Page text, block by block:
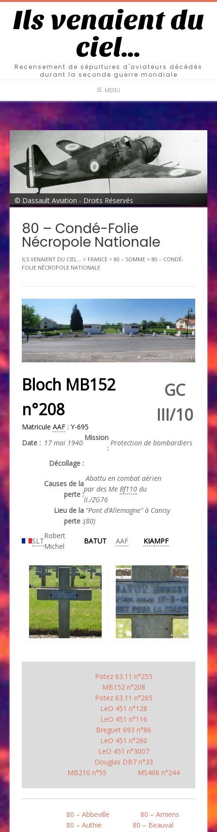
Ils venaient du
ciel…
Recensement de sépultures d'aviateurs décédés
durant la seconde guerre mondiale
MENU
© Dassault Aviation - Droits Réservés
80 – Condé-Folie
Nécropole Nationale
ILS VENAIENT DU CIEL... > FRANCE > 80 – SOMME > 80 – CONDÉ-
FOLIE NÉCROPOLE NATIONALE
Bloch MB152
n°208
Matricule AAF : Y-695
GC
III/10
Date : 17 mai 1940
Mission
:
Protection de bombardiers
Décollage :
Causes de la
perte :
Abattu en combat aérien
par des Me Bf110 du
II./ZG76
Lieu de la
perte :
“Pont d’Allemagne” à Canisy
(80)
SLT
Robert
Michel
BATUT AAF KIAMPF
Potez 63.11 n°255
MB152 n°208
Potez 63.11 n°265
LeO 451 n°128
LeO 451 n°116
Breguet 693 n°86
LeO 451 n°260
LeO 451 n°3007
Douglas DB7 n°33
MB210 n°55
MS406 n°244
80 – Abbeville
80 – Amiens
80 – Authie
80 – Beauval